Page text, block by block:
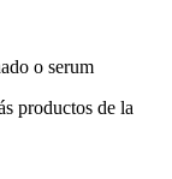
o serum
productos de la